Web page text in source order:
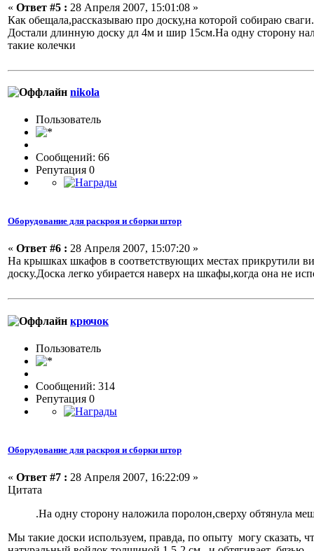
« Ответ #5 : 28 Апреля 2007, 15:01:08 »
Как обещала,рассказываю про доску,на которой собираю сваги.
Достали длинную доску дл 4м и шир 15см.На одну сторону
такие колечки
nikola
Пользовaтeль
Сообщений: 66
Репутация 0
Оборудование для раскроя и сборки штор
« Ответ #6 : 28 Апреля 2007, 15:07:20 »
На крышках шкафов в соответствующих местах прикрутили
доску.Доска легко убирается наверх на шкафы,когда она не
крючок
Пользовaтeль
Сообщений: 314
Репутация 0
Оборудование для раскроя и сборки штор
« Ответ #7 : 28 Апреля 2007, 16:22:09 »
Цитата
.На одну сторону наложила поролон,сверху обтянула
Мы такие доски используем, правда, по опыту могу сказать,